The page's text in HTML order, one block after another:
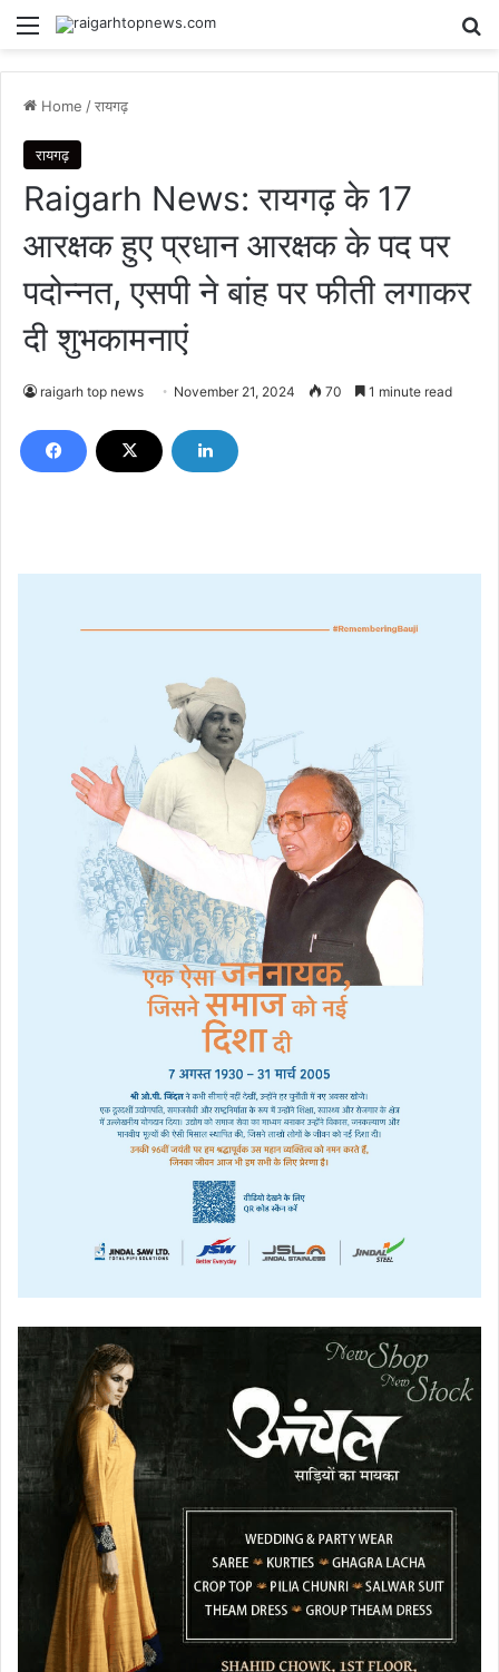
Menu
Home /रायगढ़
रायगढ़
Raigarh News: रायगढ़ के 17
आरक्षक हुए प्रधान आरक्षक के पद पर
पदोन्नत, एसपी ने बांह पर फीती लगाकर
दी शुभकामनाएं
raigarh top news November 21, 2024 70 1 minute read